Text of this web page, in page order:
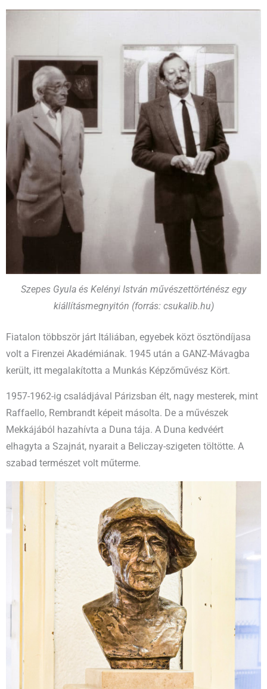
Szepes Gyula és Kelényi István művészettörténész egy
kiállításmegnyitón (forrás: csukalib.hu)
Fiatalon többször járt Itáliában, egyebek közt ösztöndíjasa
volt a Firenzei Akadémiának. 1945 után a GANZ-Mávagba
került, itt megalakította a Munkás Képzőművész Kört.
1957-1962-ig családjával Párizsban élt, nagy mesterek, mint
Raffaello, Rembrandt képeit másolta. De a művészek
Mekkájából hazahívta a Duna tája. A Duna kedvéért
elhagyta a Szajnát, nyarait a Beliczay-szigeten töltötte. A
szabad természet volt műterme.